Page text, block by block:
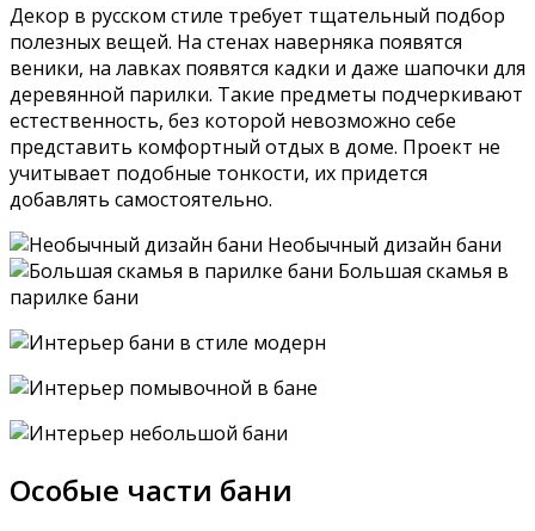
Декор в русском стиле требует тщательный подбор
полезных вещей. На стенах наверняка появятся
веники, на лавках появятся кадки и даже шапочки для
деревянной парилки. Такие предметы подчеркивают
естественность, без которой невозможно себе
представить комфортный отдых в доме. Проект не
учитывает подобные тонкости, их придется
добавлять самостоятельно.
Необычный дизайн бани
Большая скамья в
парилке бани
Особые части бани